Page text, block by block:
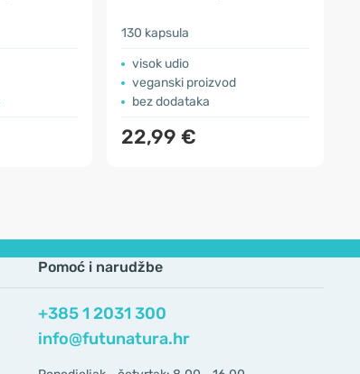
130 kapsula
visok udio
veganski proizvod
bez dodataka
22,99 €
Pomoć i narudžbe
+385 1 2031 300
info@futunatura.hr